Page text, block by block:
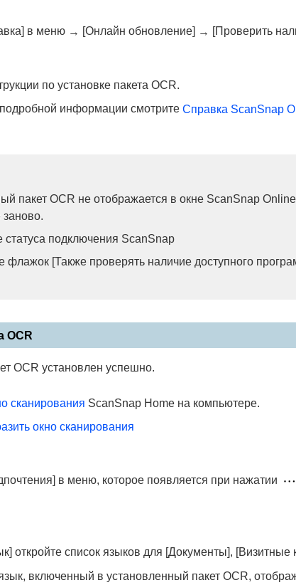
в меню → [Онлайн обновление] → [Проверить
по установке пакета OCR.
информации смотрите Справка ScanSnap
пакет OCR не отображается в окне ScanSnap
статуса подключения ScanSnap
флажок [Также проверять наличие доступного
OCR
OCR установлен успешно.
сканирования ScanSnap Home на компьютере.
окно сканирования
в меню, которое появляется при нажатии
откройте список языков для [Документы], [Визитные
включенный в установленный пакет OCR,